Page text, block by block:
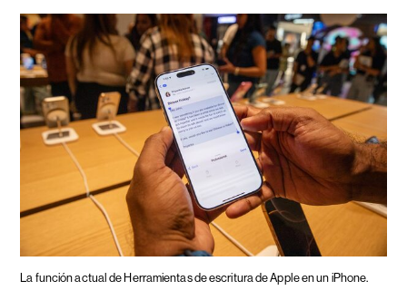
La función actual de Herramientas de escritura de Apple en un iPhone.